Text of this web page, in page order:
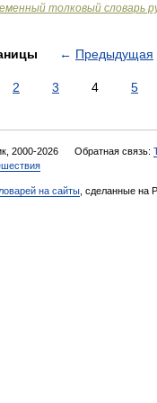
толковый словарь
← Предыдущая
2 3 4 5
2000-2026 Обратная связь:
на сайты , сделанные на